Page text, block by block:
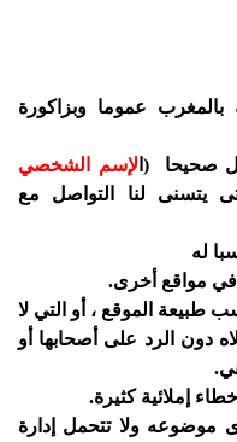
عموما وبزاكورة
صحيحا (الإسم الشخصي
يتسنى لنا التواصل مع
له
في مواقع أخرى.
طبيعة الموقع ، أو التي لا
دون الرد على أصحابها أو
إملائية كثيرة.
ولا تتحمل إدارة